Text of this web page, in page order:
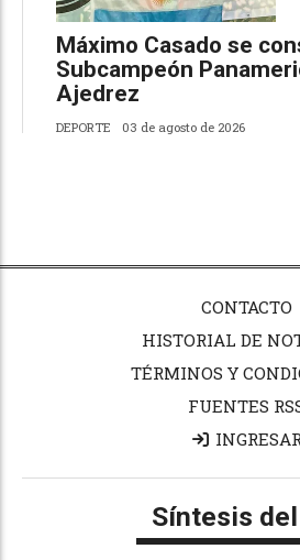
Máximo Casado se
Subcampeón
Ajedrez
DEPORTE 03 de agosto de 2026
CONTACTO
HISTORIAL DE
TÉRMINOS Y
FUENTES
Síntesis